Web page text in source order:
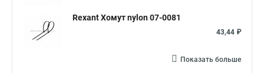
Стяжка 10 мм
Rexant Хомут nylon 07-0081
43,44 ₽
Показать больше